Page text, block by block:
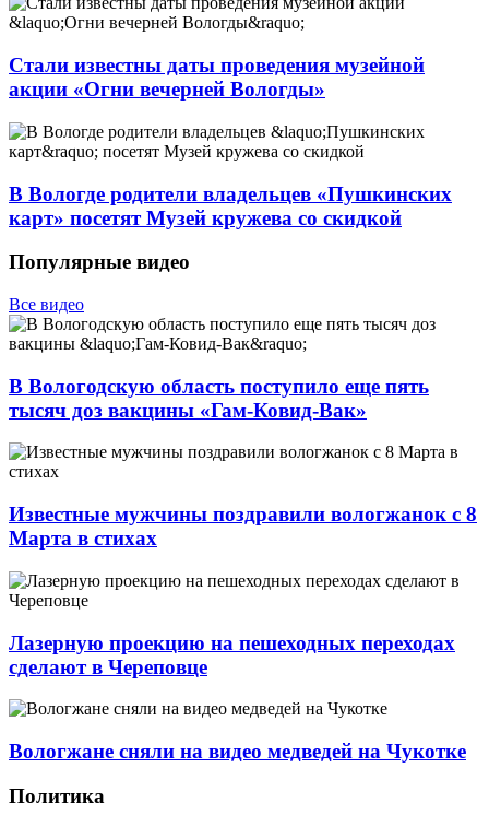
Стали известны даты проведения музейной
акции «Огни вечерней Вологды»
В Вологде родители владельцев «Пушкинских
карт» посетят Музей кружева со скидкой
Популярные видео
Все видео
В Вологодскую область поступило еще пять
тысяч доз вакцины «Гам-Ковид-Вак»
Известные мужчины поздравили вологжанок с 8
Марта в стихах
Лазерную проекцию на пешеходных переходах
сделают в Череповце
Вологжане сняли на видео медведей на Чукотке
Политика